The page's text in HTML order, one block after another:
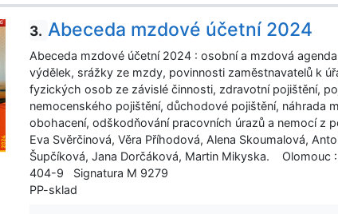
3. Abeceda mzdové účetní 2024
Abeceda mzdové účetní 2024 : osobní a mzdová
výdělek, srážky ze mzdy, povinnosti zaměstnavatelů k
fyzických osob ze závislé činnosti, zdravotní pojištění,
nemocenského pojištění, důchodové pojištění, náhrada
obohacení, odškodňování pracovních úrazů a nemocí z
Eva Svěrčinová, Věra Příhodová, Alena Skoumalová,
Šupčíková, Jana Dorčáková, Martin Mikyska. Olomouc
404-9 Signatura M 9279
PP-sklad